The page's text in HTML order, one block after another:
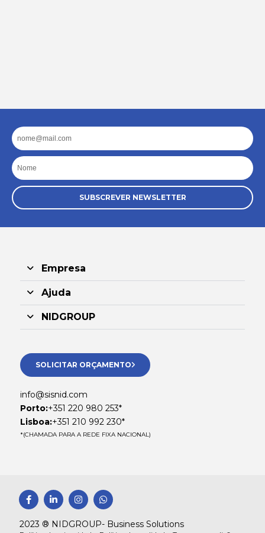
Email
Nome
SUBSCREVER NEWSLETTER
Empresa
Ajuda
NIDGROUP
SOLICITAR ORÇAMENTO
info@sisnid.com
Porto:+351 220 980 253*
Lisboa:+351 210 992 230*
*(CHAMADA PARA A REDE FIXA NACIONAL)
F
a
c
e
b
L
i
n
k
e
I
n
s
t
a
W
h
a
2023 ® NIDGROUP- Business Solutions